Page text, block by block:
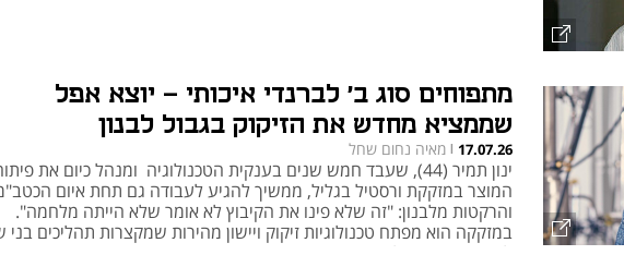
מתפוחים סוג ב' לברנדי איכותי - יוצא אפל
שממציא מחדש את הזיקוק בגבול לבנון
17.07.26
| מאיה נחום שחל
ינון תמיר (44), שעבד חמש שנים בענקית הטכנולוגיה ומנהל כיום את
המוצר במזקקת ורסטיל בגליל, ממשיך להגיע לעבודה גם תחת איום
והרקטות מלבנון: "זה שלא פינו את הקיבוץ לא אומר שלא הייתה מלחמה".
במזקקה הוא מפתח טכנולוגיות זיקוק ויישון מהירות שמקצרות תהליכים בני